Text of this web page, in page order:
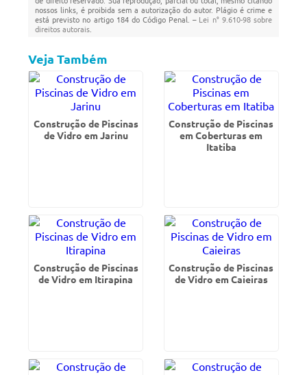
nossos links, é proibida sem a autorização do autor. Plágio é crime e
está previsto no artigo 184 do Código Penal. – Lei n° 9.610-98 sobre
direitos autorais
Veja Também
Construção de Piscinas
de Vidro em Jarinu
Construção de Piscinas
em Coberturas em
Itatiba
Construção de Piscinas
de Vidro em Itirapina
Construção de Piscinas
de Vidro em Caieiras